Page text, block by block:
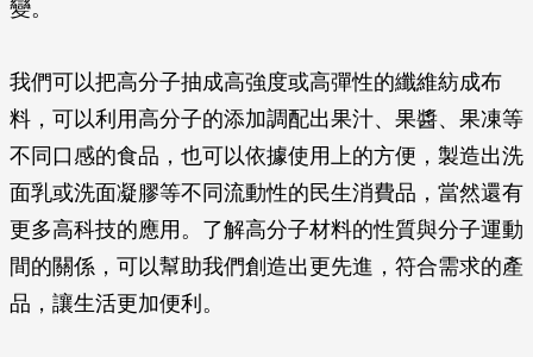
變。
我們可以把高分子抽成高強度或高彈性的纖維紡成布
料，可以利用高分子的添加調配出果汁、果醬、果凍等
不同口感的食品，也可以依據使用上的方便，製造出洗
面乳或洗面凝膠等不同流動性的民生消費品，當然還有
更多高科技的應用。了解高分子材料的性質與分子運動
間的關係，可以幫助我們創造出更先進，符合需求的產
品，讓生活更加便利。